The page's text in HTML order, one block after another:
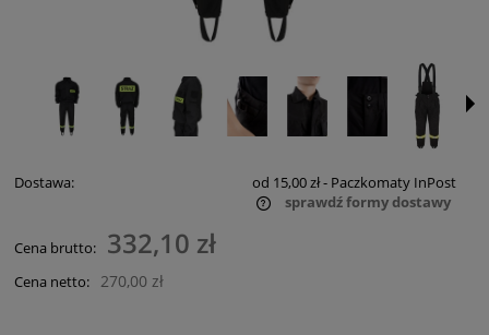
Dostawa: od 15,00 zł- Paczkomaty InPost
sprawdź formy dostawy
Cena brutto: 332,10 zł
Cena netto: 270,00 zł